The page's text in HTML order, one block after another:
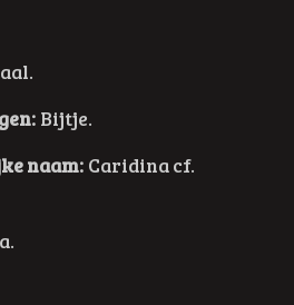
.
Bijtje.
naam: Caridina cf.